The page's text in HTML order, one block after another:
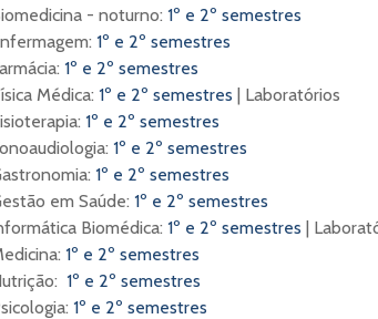
- noturno: 1º e 2º semestres
1º e 2º semestres
1º e 2º semestres
Médica: 1º e 2º semestres | Laboratórios
1º e 2º semestres
1º e 2º semestres
1º e 2º semestres
em Saúde: 1º e 2º semestres
Biomédica: 1º e 2º semestres |
1º e 2º semestres
1º e 2º semestres
1º e 2º semestres